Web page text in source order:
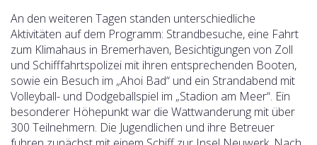
An den weiteren Tagen standen unterschiedliche
Aktivitäten auf dem Programm: Strandbesuche, eine Fahrt
zum Klimahaus in Bremerhaven, Besichtigungen von Zoll
und Schifffahrtspolizei mit ihren entsprechenden Booten,
sowie ein Besuch im „Ahoi Bad“ und ein Strandabend mit
Volleyball- und Dodgeballspiel im „Stadion am Meer“. Ein
besonderer Höhepunkt war die Wattwanderung mit über
300 Teilnehmern. Die Jugendlichen und ihre Betreuer